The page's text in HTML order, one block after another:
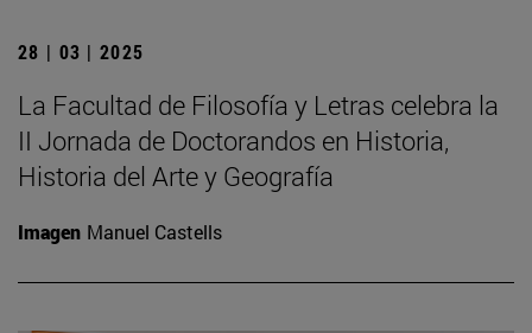
28 | 03 | 2025
La Facultad de Filosofía y Letras celebra la
II Jornada de Doctorandos en Historia,
Historia del Arte y Geografía
Imagen Manuel Castells